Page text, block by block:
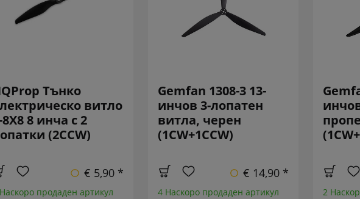
Тънко
витло
8X8 8 инча с 2
(2CCW)
€ 5,90 *
продаден артикул
Gemfan 1308-3 13-
инчов 3-лопатен
витла, черен
(1CW+1CCW)
€ 14,90 *
4 Наскоро продаден артикул 2